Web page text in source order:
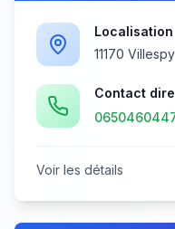
Localisation
11170 Villespy
Contact
Voir les détails